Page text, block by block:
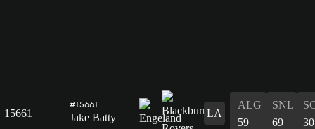
15661
#15661
Jake Batty LA
ALG
59
SNL
69
30